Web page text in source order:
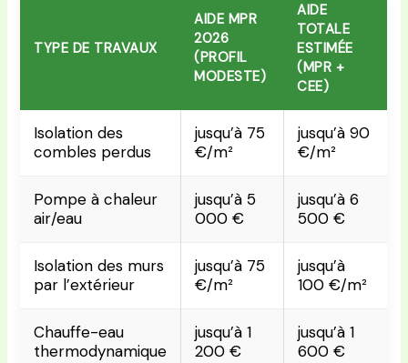
TYPE DE TRAVAUX
AIDE MPR
2026
(PROFIL
MODESTE)
AIDE
TOTALE
ESTIMÉE
(MPR +
CEE)
Isolation des
combles perdus
jusqu’à 75
€/m²
jusqu’à 90
€/m²
Pompe à chaleur
air/eau
jusqu’à 5
000 €
jusqu’à 6
500 €
Isolation des murs
par l’extérieur
jusqu’à 75
€/m²
jusqu’à
100 €/m²
Chauffe-eau
thermodynamique
jusqu’à 1
200 €
jusqu’à 1
600 €